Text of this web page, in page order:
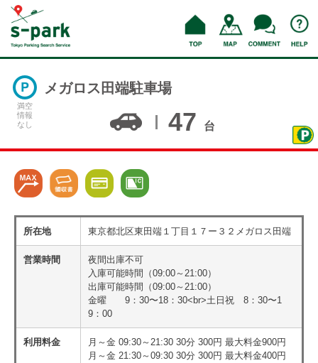
満空
情報
なし
メガロス田端駐車場
47 台
所在地 東京都北区東田端１丁目１７ー３２メガロス田端
営業時間
夜間出庫不可
入庫可能時間（09:00～21:00）
出庫可能時間（09:00～21:00）
金曜 9：30〜18：30<br>土日祝 8：30〜1
9：00
利用料金
月～金 09:30～21:30 30分 300円 最大料金900円
月～金 21:30～09:30 30分 300円 最大料金400円